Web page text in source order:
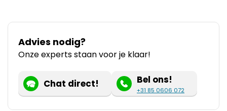
Advies nodig?
Onze experts staan voor je klaar!
Chat direct! Bel ons!
+31 85 0606 072